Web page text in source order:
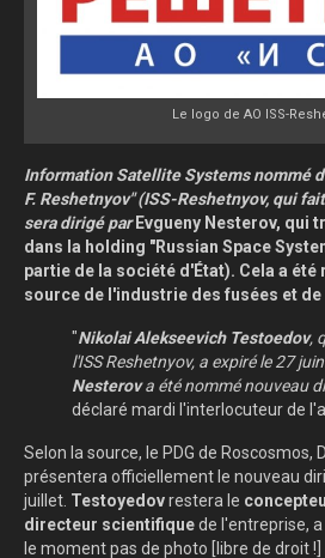
Le logo de AO ISS-
Information Satellite Systems nommé
F. Reshetnyov" (ISS-Reshetnyov, qui
sera dirigé parEvgueny Nesterov, qui
dans la holding "Russian Space
partie de la société d'État). Cela a été
source de l'industrie des fusées et de
"Nikolai Alekseevich Testoedov,
l'ISS Reshetnyov, a expiré le 27
Nesterova été nommé nouveau
déclaré mardi l'interlocuteur de
Selon la source, le PDG de Roscosmos,
présentera officiellement le nouveau
juillet. Testoyedovrestera le
directeur scientifiquede l'entreprise,
le moment pas de photo [libre de droit !]